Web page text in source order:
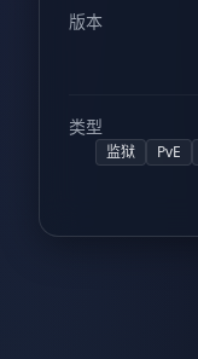
版本
类型
监狱 PvE